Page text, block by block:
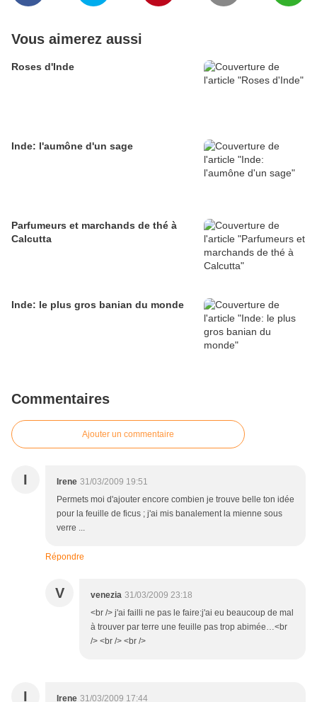
Vous aimerez aussi
Roses d'Inde
Inde: l'aumône d'un sage
Parfumeurs et marchands de thé à
Calcutta
Inde: le plus gros banian du monde
Commentaires
Ajouter un commentaire
I Irene 31/03/2009 19:51
Permets moi d'ajouter encore combien je trouve belle ton idée
pour la feuille de ficus ; j'ai mis banalement la mienne sous
verre ...
Répondre
V venezia 31/03/2009 23:18
<br /> j'ai failli ne pas le faire:j'ai eu beaucoup de mal
à trouver par terre une feuille pas trop abimée…<br
/> <br /> <br />
I Irene 31/03/2009 17:44